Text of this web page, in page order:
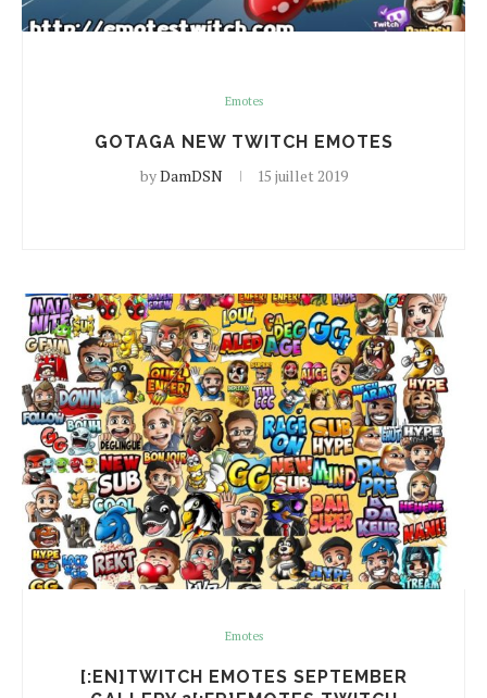
Emotes
GOTAGA NEW TWITCH EMOTES
byDamDSN 15 juillet 2019
Emotes
[:EN]TWITCH EMOTES SEPTEMBER